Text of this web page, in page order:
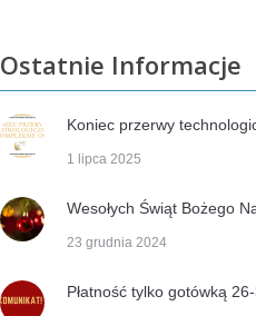
Ostatnie Informacje
Koniec przerwy
1 lipca 2025
Wesołych Świąt Bożego
23 grudnia 2024
Płatność tylko gotówką